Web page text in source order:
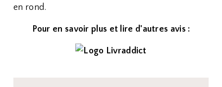
en rond.
Pour en savoir plus et lire d'autres avis :